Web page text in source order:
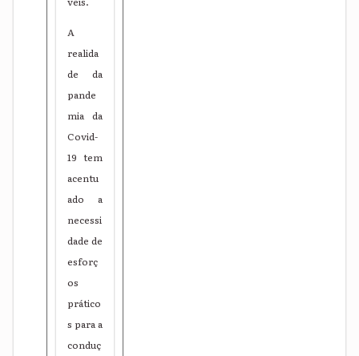
A
realida
de da
pande
mia da
Covid-
19 tem
acentu
ado a
necessi
dade de
esforç
os
prático
s para a
conduç